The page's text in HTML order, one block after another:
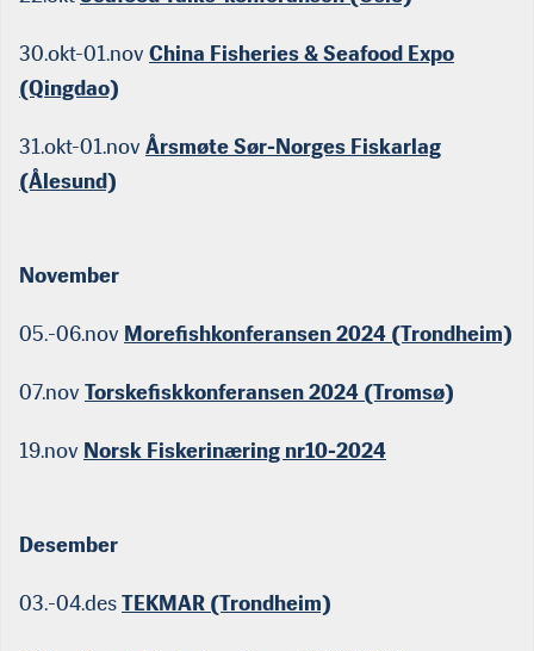
30.okt-01.nov China Fisheries & Seafood Expo
(Qingdao)
31.okt-01.nov Årsmøte Sør-Norges Fiskarlag
(Ålesund)
November
05.-06.nov Morefishkonferansen 2024 (Trondheim)
07.nov Torskefiskkonferansen 2024 (Tromsø)
19.nov Norsk Fiskerinæring nr10-2024
Desember
03.-04.desTEKMAR (Trondheim)